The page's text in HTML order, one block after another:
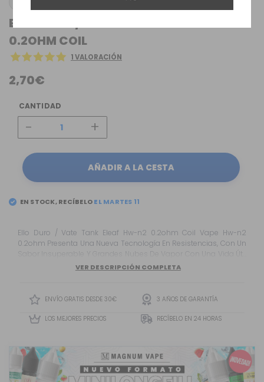
ELLO DURO / VATE TANK ELEAF HW-N2
0.2OHM COIL
1 VALORACIÓN
2,70€
CANTIDAD
- +
AÑADIR A LA CESTA
EN STOCK, RECÍBELO
Ello Duro / Vate Tank Eleaf Hw-n2 0.2ohm Coil Vape Hw-n2
0.2ohm Presenta Una Nueva Tecnología En Resistencias, Con Un
Sabor Insuperable Y Grandes Nubes De Vapor Con Una Vida Útil
Más Larga Que Nunca. Está Hecho De Kanth...
VER DESCRIPCIÓN COMPLETA
ENVÍO GRATIS DESDE 30€ 3 AÑOS DE GARANTÍA
LOS MEJORES PRECIOS RECÍBELO EN 24 HORAS